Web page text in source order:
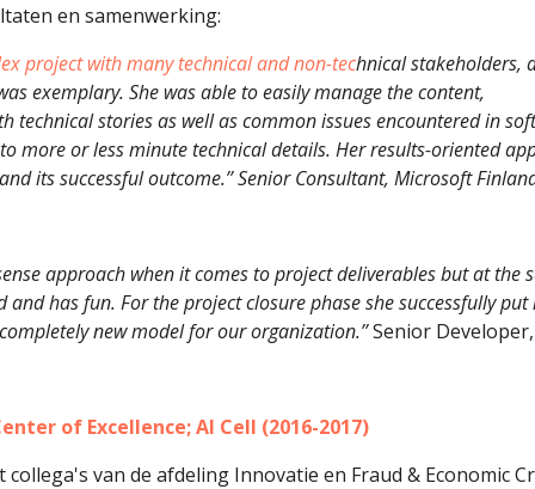
en samenwerking:
project with many technical and non-technical stakeholders,
exemplary. She was able to easily manage the content,
technical stories as well as common issues encountered in
more or less minute technical details. Her results-oriented
its successful outcome.’’ Senior Consultant, Microsoft
approach when it comes to project deliverables but at the
and has fun. For the project closure phase she successfully put
new model for our organization.’’Senior
of Excellence; AI Cell (2016-2017)
van de afdeling Innovatie en Fraud & Economic